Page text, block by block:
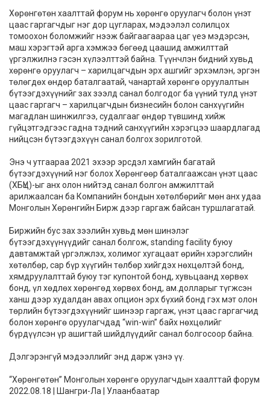
Хөрөнгөтөн хаалттай форум нь хөрөнгө оруулагч болон үнэт
цаас гаргагчдыг нэг дор цугларах, мэдээлэл солилцох
томоохон боломжийг нээж байгаагаараа цаг үеэ мэдэрсэн,
маш хэрэгтэй арга хэмжээ бөгөөд цаашид амжилттай
үргэлжилнэ гэсэн хүлээлттэй байна. Түүнчлэн бидний хувьд
хөрөнгө оруулагч – харилцагчдын эрх ашгийг эрхэмлэн, эргэн
төлөгдөх өндөр баталгаатай, чанартай хөрөнгө оруулалтын
бүтээгдэхүүнийг зах зээлд санал болгодог ба үүний тулд үнэт
цаас гаргагч – харилцагчдын бизнесийн болон санхүүгийн
магадлан шинжилгээ, судалгааг өндөр түвшинд хийж
гүйцэтгэдгээс гадна тэдний санхүүгийн хэрэгцээ шаардлагад
нийцсэн бүтээгдэхүүн санал болгох зорилготой.
Энэ ч утгаараа 2021 эхээр эрсдэл хамгийн багатай
бүтээгдэхүүний нэг болох Хөрөнгөөр баталгаажсан үнэт цаас
(ХБҮЦ)-ыг анх олон нийтэд санал болгон амжилттай
арилжаалсан ба Компанийн бондын хөтөлбөрийг мөн анх удаа
Монголын Хөрөнгийн Бирж дээр гаргаж байсан туршлагатай.
Биржийн бус зах зээлийн хувьд мөн шинэлэг
бүтээгдэхүүнүүдийг санал болгож, standing facility буюу
давтамжтай үргэлжлэх, холимог хугацаат өрийн хэрэгслийн
хөтөлбөр, сар бүр хүүгийн төлбөр хийгдэх нөхцөлтэй бонд,
хямдруулалттай буюу тэг купонтой бонд, хувьцаанд хөрвөх
бонд, үл хөдлөх хөрөнгөд хөрвөх бонд, ам.долларыг түгжсэн
ханш дээр худалдан авах опцион эрх бүхий бонд гэх мэт олон
төрлийн бүтээгдэхүүнийг шинээр гаргаж, үнэт цаас гаргагчид
болон хөрөнгө оруулагчдад “win-win” байх нөхцөлийг
бүрдүүлсэн үр ашигтай шийдлүүдийг санал болгосоор байна.
Дэлгэрэнгүй мэдээллийгэнд дарж үзнэ үү.
“Хөрөнгөтөн” Монголын хөрөнгө оруулагчдын хаалттай форум
2022.08.18 | Шангри-Ла | Улаанбаатар